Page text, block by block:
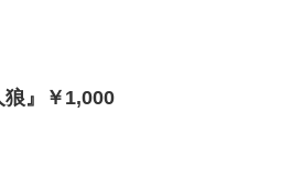
』￥1,000